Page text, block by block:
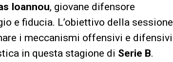
Ioannou, giovane difensore
e fiducia. L’obiettivo della sessione
i meccanismi offensivi e difensivi
in questa stagione di Serie B.